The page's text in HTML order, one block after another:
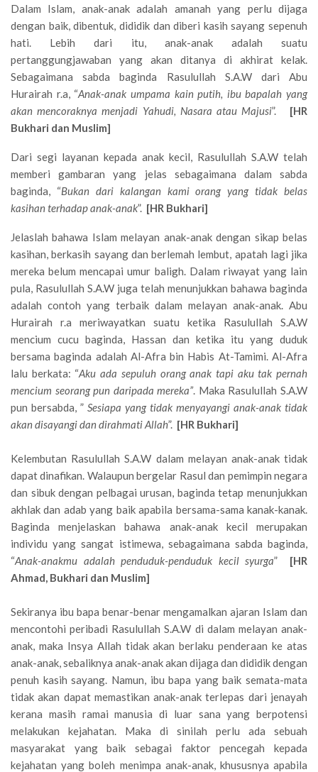
Dalam Islam, anak-anak adalah amanah yang perlu dijaga
dengan baik, dibentuk, dididik dan diberi kasih sayang sepenuh
hati. Lebih dari itu, anak-anak adalah suatu
pertanggungjawaban yang akan ditanya di akhirat kelak.
Sebagaimana sabda baginda Rasulullah S.A.W dari Abu
Hurairah r.a, “Anak-anak umpama kain putih, ibu bapalah yang
akan mencoraknya menjadi Yahudi, Nasara atau Majusi”.
[HR
Bukhari dan Muslim]
Dari segi layanan kepada anak kecil, Rasulullah S.A.W telah
memberi gambaran yang jelas sebagaimana dalam sabda
baginda, “Bukan dari kalangan kami orang yang tidak belas
kasihan terhadap anak-anak”. [HR Bukhari]
Jelaslah bahawa Islam melayan anak-anak dengan sikap belas
kasihan, berkasih sayang dan berlemah lembut, apatah lagi jika
mereka belum mencapai umur baligh. Dalam riwayat yang lain
pula, Rasulullah S.A.W juga telah menunjukkan bahawa baginda
adalah contoh yang terbaik dalam melayan anak-anak. Abu
Hurairah r.a meriwayatkan suatu ketika Rasulullah S.A.W
mencium cucu baginda, Hassan dan ketika itu yang duduk
bersama baginda adalah Al-Afra bin Habis At-Tamimi. Al-Afra
lalu berkata: “Aku ada sepuluh orang anak tapi aku tak pernah
mencium seorang pun daripada mereka”. Maka Rasulullah S.A.W
pun bersabda, ” Sesiapa yang tidak menyayangi anak-anak tidak
akan disayangi dan dirahmati Allah”. [HR Bukhari]
Kelembutan Rasulullah S.A.W dalam melayan anak-anak tidak
dapat dinafikan. Walaupun bergelar Rasul dan pemimpin negara
dan sibuk dengan pelbagai urusan, baginda tetap menunjukkan
akhlak dan adab yang baik apabila bersama-sama kanak-kanak.
Baginda menjelaskan bahawa anak-anak kecil merupakan
individu yang sangat istimewa, sebagaimana sabda baginda,
“Anak-anakmu adalah penduduk-penduduk kecil syurga” [HR
Ahmad, Bukhari dan Muslim]
Sekiranya ibu bapa benar-benar mengamalkan ajaran Islam dan
mencontohi peribadi Rasulullah S.A.W di dalam melayan anak-
anak, maka Insya Allah tidak akan berlaku penderaan ke atas
anak-anak, sebaliknya anak-anak akan dijaga dan dididik dengan
penuh kasih sayang. Namun, ibu bapa yang baik semata-mata
tidak akan dapat memastikan anak-anak terlepas dari jenayah
kerana masih ramai manusia di luar sana yang berpotensi
melakukan kejahatan. Maka di sinilah perlu ada sebuah
masyarakat yang baik sebagai faktor pencegah kepada
kejahatan yang boleh menimpa anak-anak, khususnya apabila